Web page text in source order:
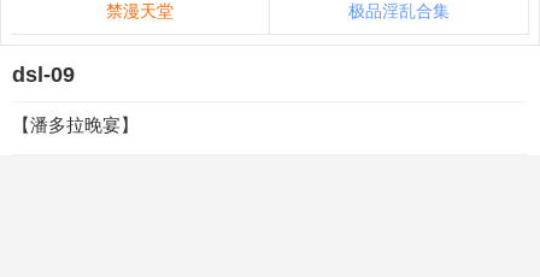
禁漫天堂 极品淫乱合集
dsl-09
【潘多拉晚宴】